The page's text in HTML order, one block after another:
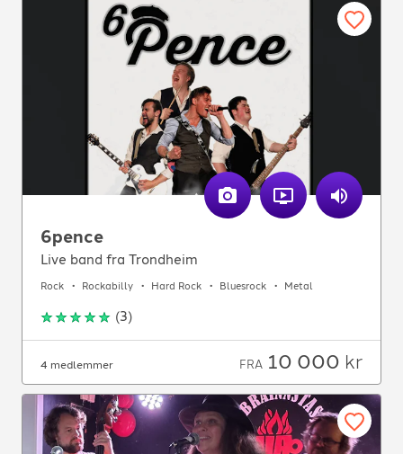
6pence
Live band fra Trondheim
Rock Rockabilly Hard Rock Bluesrock Metal
(3)
4 medlemmer FRA 10 000 kr